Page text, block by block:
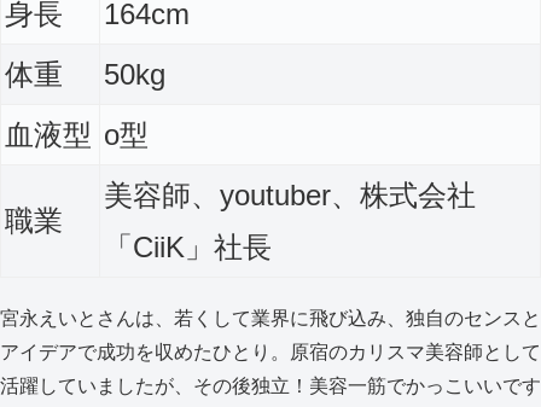
身長
164cm
体重
50kg
血液型 o型
職業
美容師、youtuber、株式会社
「CiiK」社長
宮永えいとさんは、若くして業界に飛び込み、独自のセンスと
アイデアで成功を収めたひとり。原宿のカリスマ美容師として
活躍していましたが、その後独立！美容一筋でかっこいいです